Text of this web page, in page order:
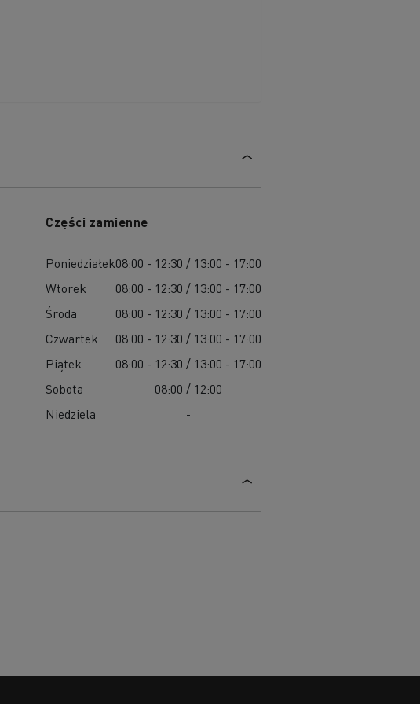
Części zamienne
Poniedziałek08:00 - 12:30 / 13:00 - 17:00
Wtorek
08:00 - 12:30 / 13:00 - 17:00
Środa
08:00 - 12:30 / 13:00 - 17:00
Czwartek
08:00 - 12:30 / 13:00 - 17:00
Piątek
08:00 - 12:30 / 13:00 - 17:00
Sobota
08:00 / 12:00
Niedziela
-